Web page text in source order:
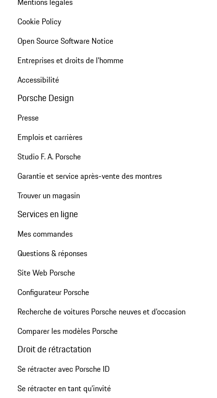
Cookie Policy
Open Source Software Notice
Entreprises et droits de l'homme
Accessibilité
Porsche Design
Presse
Emplois et carrières
Studio F. A. Porsche
Garantie et service après-vente des montres
Trouver un magasin
Services en ligne
Mes commandes
Questions & réponses
Site Web Porsche
Configurateur Porsche
Recherche de voitures Porsche neuves et d'occasion
Comparer les modèles Porsche
Droit de rétractation
Se rétracter avec Porsche ID
Se rétracter en tant qu’invité